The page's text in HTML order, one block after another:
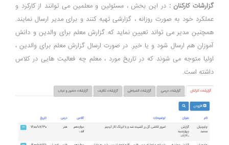
گزارشات کارکنان : در این بخش ، مسئولین و معلمین می توانند از کارکرد و
عملکرد خود به صورت روزانه ، گزارشی تهیه کنند و برای مدیر ارسال نمایند.
همچنین مدیر می تواند تعیین نماید که گزارش معلم برای والدین و دانش
آموزان هم ارسال شود و یا خیر. در صورت ارسال گزارش معلم برای والدین ،
اولیا متوجه می شوند که در تاریخ مورد ، معلم چه فعالیت هایی در کلاس
داشته است.